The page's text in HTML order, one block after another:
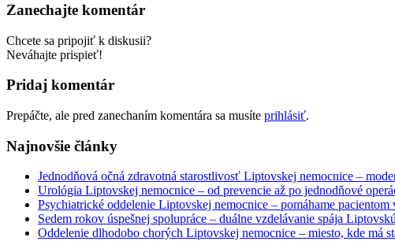
Zanechajte komentár
Chcete sa pripojiť k diskusii?
Neváhajte prispieť!
Pridaj komentár
Prepáčte, ale pred zanechaním komentára sa musíte prihlásiť.
Najnovšie články
Jednodňová očná zdravotná starostlivosť Liptovskej nemocnice –
Urológia Liptovskej nemocnice – od prevencie až po jednodňové
Psychiatrické oddelenie Liptovskej nemocnice – pomáhame
Sedem rokov úspešnej spolupráce – duálne vzdelávanie spája
Oddelenie dlhodobo chorých Liptovskej nemocnice – miesto, kde má